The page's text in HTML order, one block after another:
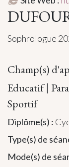
Sophrologue
Champ(s)
Educatif|
Sportif
Diplôme(s) :
Type(s) de
Mode(s) de